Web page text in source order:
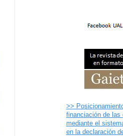
>>
financiación de las
mediante el
en la declaración